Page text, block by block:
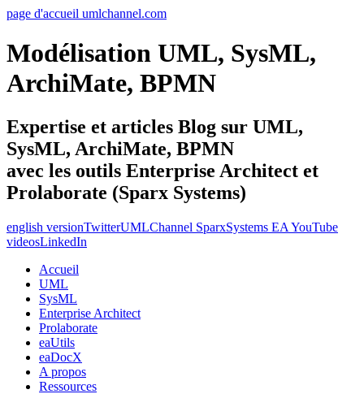
page d'accueil umlchannel.com
Modélisation UML, SysML,
ArchiMate, BPMN
Expertise et articles Blog sur UML,
SysML, ArchiMate, BPMN
avec les outils Enterprise Architect et
Prolaborate (Sparx Systems)
english versionTwitterUMLChannel SparxSystems EA YouTube
videosLinkedIn
Accueil
UML
SysML
Enterprise Architect
Prolaborate
eaUtils
eaDocX
A propos
Ressources